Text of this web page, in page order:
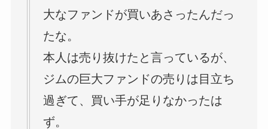
大なファンドが買いあさったんだっ
たな。
本人は売り抜けたと言っているが、
ジムの巨大ファンドの売りは目立ち
過ぎて、買い手が足りなかったは
ず。